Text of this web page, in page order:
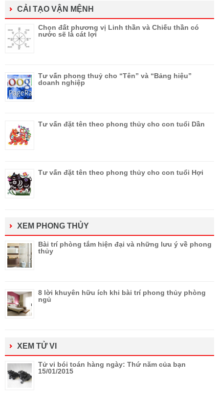
CẢI TẠO VẬN MỆNH
Chọn đất phương vị Linh thần và Chiếu thần có
nước sẽ là cát lợi
Tư vấn phong thuỷ cho “Tên” và “Bảng hiệu”
doanh nghiệp
Tư vấn đặt tên theo phong thủy cho con tuổi Dần
Tư vấn đặt tên theo phong thủy cho con tuổi Hợi
XEM PHONG THỦY
Bài trí phòng tắm hiện đại và những lưu ý về phong
thủy
8 lời khuyên hữu ích khi bài trí phong thủy phòng
ngủ
XEM TỬ VI
Tử vi bói toán hàng ngày: Thứ năm của bạn
15/01/2015